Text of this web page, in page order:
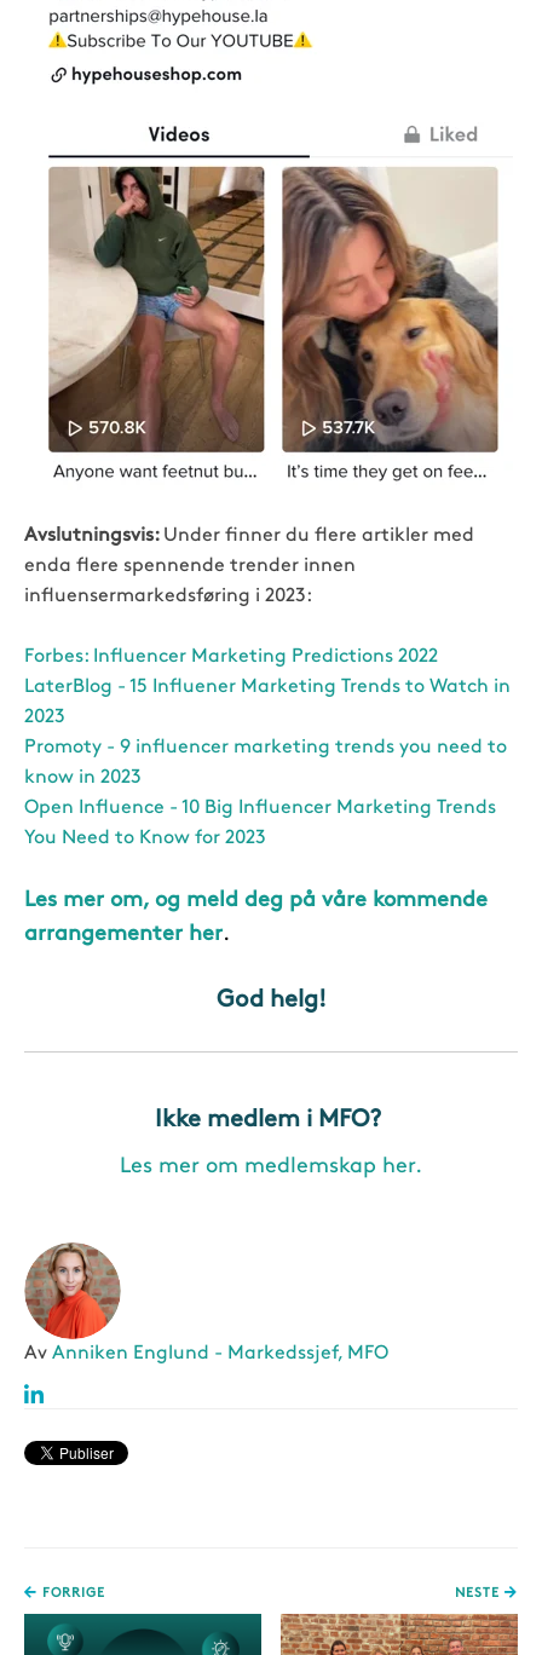
Avslutningsvis: Under finner du flere artikler med
enda flere spennende trender innen
influensermarkedsføring i 2023:
Forbes: Influencer Marketing Predictions 2022
LaterBlog - 15 Influener Marketing Trends to Watch in
2023
Promoty - 9 influencer marketing trends you need to
know in 2023
Open Influence - 10 Big Influencer Marketing Trends
You Need to Know for 2023
Les mer om, og meld deg på våre kommende
arrangementer her.
God helg!
Ikke medlem i MFO?
Les mer om medlemskap her.
Av Anniken Englund - Markedssjef, MFO
FORRIGE NESTE